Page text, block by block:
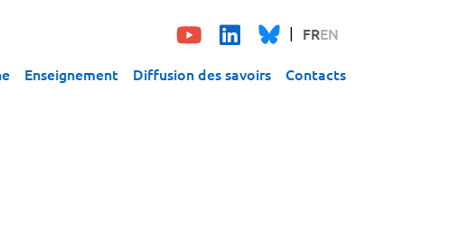
FREN
Enseignement Diffusion des savoirs Contacts